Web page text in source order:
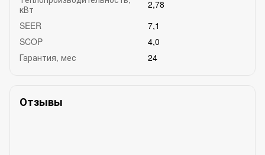
кВт
2,78
SEER
7,1
SCOP
4,0
Гарантия, мес
24
Отзывы